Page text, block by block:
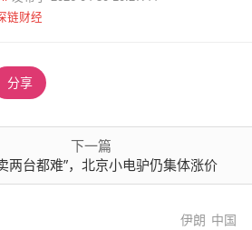
链财经
分享
下一篇
两台都难”，北京小电驴仍集体涨价
伊朗 中国